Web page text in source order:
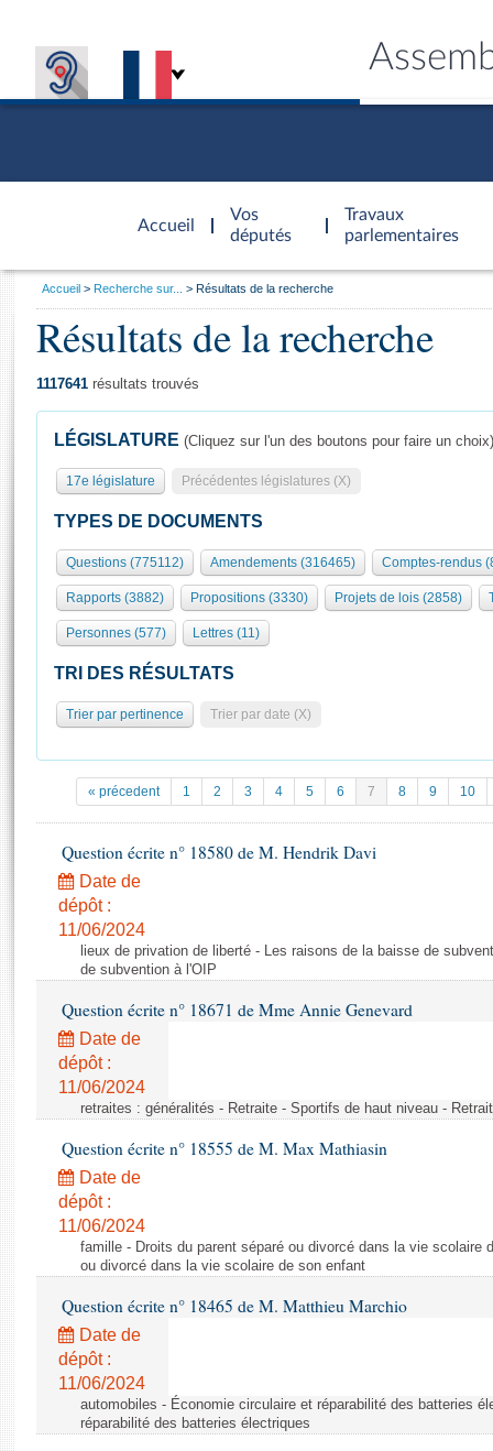
Accueil
d'accueil
Vos
députés
Travaux
parlementaires
Présidence
577 députés
Groupes politiques
Élections législatives
Séance publique
Commissions et autres organes
Europe et International
Contrôle et évaluation
Congrès
Pétitions
Documents parlementaires
Propositions de loi
Amendements
Textes adoptés
Rapports d'information
Rapports législatifs
Rapports sur l'application des lois
Baromètre de l’application des lois
Budget et sécurité sociale
Questions écrites et orales
Comptes rendus des débats
Général
Rôle et pouvoirs de l'Assemblée
Organisation de l'Assemblée
Présidence Conférence des Présidents Bureau Collège des
Statistiques et chiffres clés
Transparence et déontologie
Histoire
Juniors
Anciennes législatures
Liens vers les sites publics
Visiter l'Assemblée
Visite virtuelle du palais Bourbon
Assister à une séance
Accès des chercheurs à l’Assemblée
Les évènements
Les archives
Photos libres de droit
Vous
Accueil Recherche sur... Résultats de la recherche
Résultats de la recherche
1117641 résultats trouvés
LÉGISLATURE (Cliquez sur l'un des boutons pour faire un choix)
17e législature Précédentes législatures (X)
TYPES DE DOCUMENTS
Questions (775112) Amendements (316465) Comptes-rendus
Rapports (3882) Propositions (3330) Projets de lois (2858)
Personnes (577) Lettres (11)
TRI DES RÉSULTATS
Trier par pertinence Trier par date (X)
« précedent 1 2 3 4 5 6 7 8 9 10
Question écrite n° 18580 de M. Hendrik Davi
Date de
dépôt :
11/06/2024
lieux de privation de liberté - Les raisons de la baisse de
de subvention à l'OIP
Question écrite n° 18671 de Mme Annie Genevard
Date de
dépôt :
11/06/2024
retraites : généralités - Retraite - Sportifs de haut niveau -
Question écrite n° 18555 de M. Max Mathiasin
Date de
dépôt :
11/06/2024
famille - Droits du parent séparé ou divorcé dans la vie scolaire
ou divorcé dans la vie scolaire de son enfant
Question écrite n° 18465 de M. Matthieu Marchio
Date de
dépôt :
11/06/2024
automobiles - Économie circulaire et réparabilité des batteries
réparabilité des batteries électriques